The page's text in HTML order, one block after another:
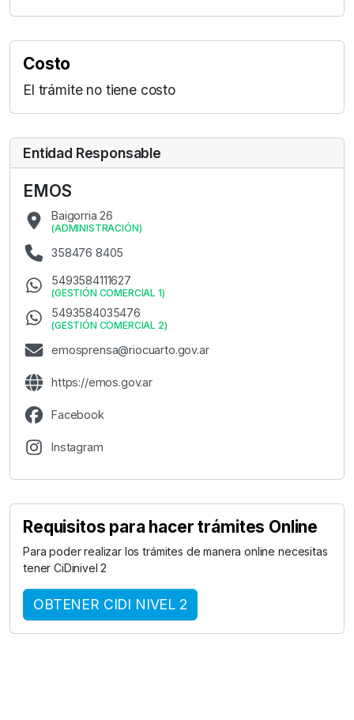
Costo
El trámite no tiene costo
Entidad Responsable
EMOS
Baigorria 26
(ADMINISTRACIÓN)
358476 8405
5493584111627
(GESTIÓN COMERCIAL 1)
5493584035476
(GESTIÓN COMERCIAL 2)
emosprensa@riocuarto.gov.ar
https://emos.gov.ar
Facebook
Instagram
Requisitos para hacer trámites Online
Para poder realizar los trámites de manera online necesitas
tener CiDinivel 2
OBTENER CIDI NIVEL 2